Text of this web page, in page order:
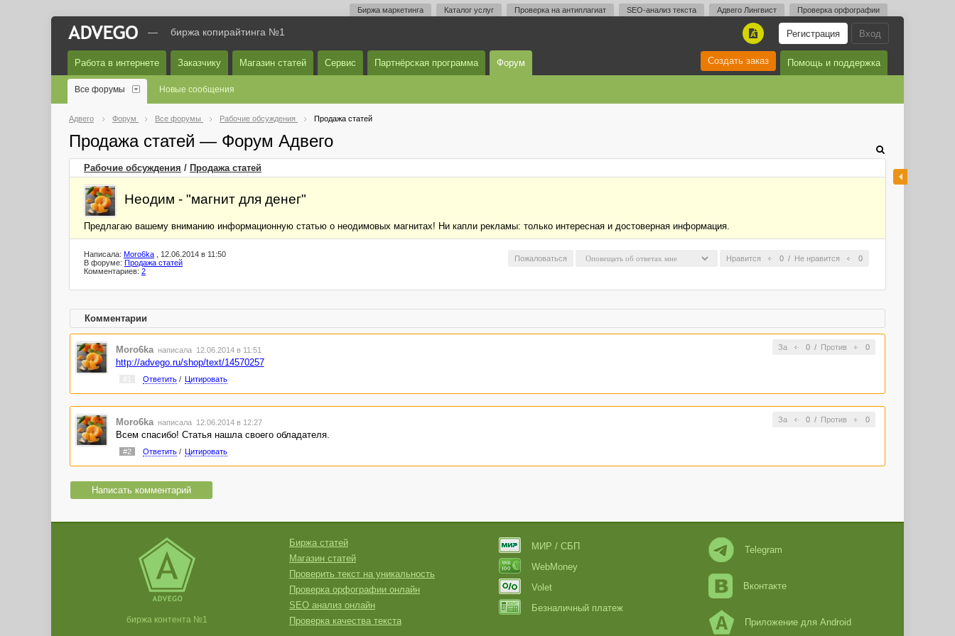
Биржа маркетинга Каталог услуг Проверка на антиплагиат SEO-анализ текста Адвего Лингвист Проверка орфографии
Вход
Регистрация
A
— биржа копирайтинга №1
Работа в интернете Заказчику Магазин статей Сервис Партнёрская программа Форум Помощь и поддержка
Создать заказ
Все форумы Новые сообщения
Адвего Форум Все форумы Рабочие обсуждения Продажа статей
Продажа статей — Форум Адвего
Рабочие обсуждения / Продажа статей
Неодим - "магнит для денег"
Предлагаю вашему вниманию информационную статью о неодимовых магнитах! Ни капли рекламы: только интересная и достоверная информация.
Нравится 0 / Не нравится 0
Пожаловаться
Написала: Moro6ka , 12.06.2014 в 11:50
В форуме: Продажа статей
Комментариев: 2
Комментарии
За 0/ Против 0
Moro6ka написала 12.06.2014 в 11:51
http://advego.ru/shop/text/14570257
Ответить/ Цитировать
За 0/ Против 0
Moro6ka написала 12.06.2014 в 12:27
Всем спасибо! Статья нашла своего обладателя.
#2 Ответить/ Цитировать
Написать комментарий
биржа контента №1
Биржа статей
Магазин статей
Проверить текст на уникальность
Проверка орфографии онлайн
SEO анализ онлайн
Проверка качества текста
МИР / СБП
WebMoney
Volet
Безналичный платеж
Telegram
Вконтакте
Приложение для Android